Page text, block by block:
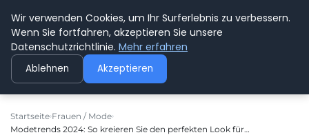
GEDANKENSCHREI
Startseite Frauen / Mode
Modetrends 2024: So kreieren Sie den perfekten Look für…
Wir verwenden Cookies, um Ihr Surferlebnis zu verbessern.
Wenn Sie fortfahren, akzeptieren Sie unsere
Datenschutzrichtlinie. Mehr erfahren
Ablehnen Akzeptieren